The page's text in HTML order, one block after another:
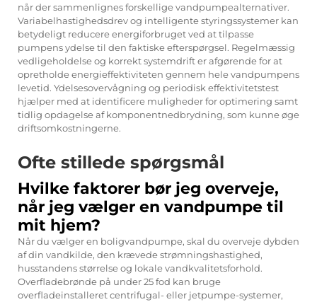
når der sammenlignes forskellige vandpumpealternativer.
Variabelhastighedsdrev og intelligente styringssystemer kan
betydeligt reducere energiforbruget ved at tilpasse
pumpens ydelse til den faktiske efterspørgsel. Regelmæssig
vedligeholdelse og korrekt systemdrift er afgørende for at
opretholde energieffektiviteten gennem hele vandpumpens
levetid. Ydelsesovervågning og periodisk effektivitetstest
hjælper med at identificere muligheder for optimering samt
tidlig opdagelse af komponentnedbrydning, som kunne øge
driftsomkostningerne.
Ofte stillede spørgsmål
Hvilke faktorer bør jeg overveje,
når jeg vælger en vandpumpe til
mit hjem?
Når du vælger en boligvandpumpe, skal du overveje dybden
af din vandkilde, den krævede strømningshastighed,
husstandens størrelse og lokale vandkvalitetsforhold.
Overfladebrønde på under 25 fod kan bruge
overfladeinstalleret centrifugal- eller jetpumpe-systemer,